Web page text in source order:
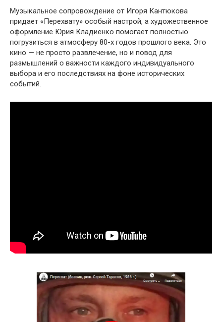
Музыкальное сопровождение от Игоря Кантюкова
придает «Перехвату» особый настрой, а художественное
оформление Юрия Кладиенко помогает полностью
погрузиться в атмосферу 80-х годов прошлого века. Это
кино — не просто развлечение, но и повод для
размышлений о важности каждого индивидуального
выбора и его последствиях на фоне исторических
событий.